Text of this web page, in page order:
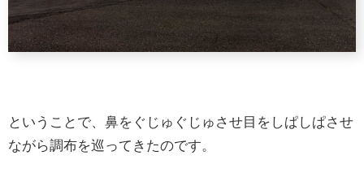
ということで、鼻をぐじゅぐじゅさせ目をしぱしぱさせ
ながら調布を巡ってきたのです。